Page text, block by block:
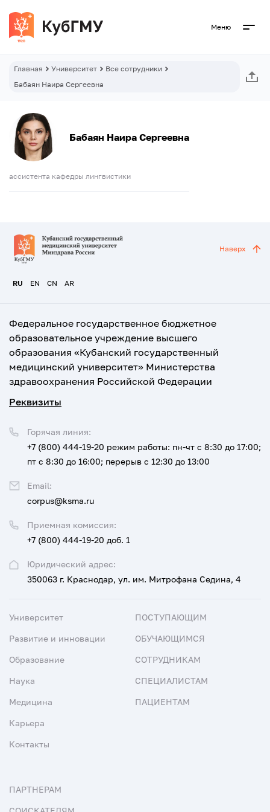
Меню
Главная Университет
Все сотрудники
Бабаян Наира Сергеевна
Бабаян Наира Сергеевна
ассистента кафедры лингвистики
RU EN CN AR
Наверх
Федеральное государственное бюджетное
образовательное учреждение высшего
образования «Кубанский государственный
медицинский университет» Министерства
здравоохранения Российской Федерации
Реквизиты
Юридический адрес:
350063 г. Краснодар, ул. им. Митрофана Седина, 4
Приемная комиссия:
+7 (800) 444-19-20 доб. 1
Горячая линия:
+7 (800) 444-19-20 режим работы: пн-чт с 8:30 до 17:00;
пт с 8:30 до 16:00; перерыв с 12:30 до 13:00
Email:
corpus@ksma.ru
Университет
Развитие и инновации
Образование
Наука
Медицина
Карьера
Контакты
ПОСТУПАЮЩИМ
ОБУЧАЮЩИМСЯ
СОТРУДНИКАМ
СПЕЦИАЛИСТАМ
ПАЦИЕНТАМ
ПАРТНЕРАМ